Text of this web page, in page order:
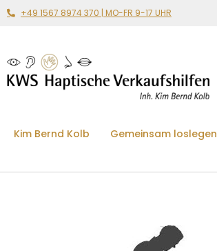
+49 1567 8974 370 | MO-FR 9-17 UHR
Kim Bernd Kolb Gemeinsam loslegen